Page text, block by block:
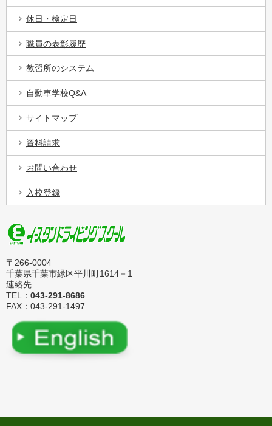
休日・検定日
職員の表彰履歴
教習所のシステム
自動車学校Q&A
サイトマップ
資料請求
お問い合わせ
入校登録
〒266-0004
千葉県千葉市緑区平川町1614－1
連絡先
TEL： 043-291-8686
FAX：043-291-1497